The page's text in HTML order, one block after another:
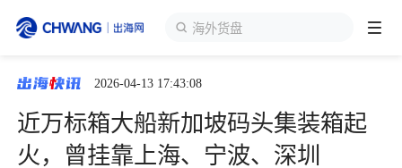
全球开店
跨境展会
出海服务
2026-04-13 17:43:08
近万标箱大船新加坡码头集装箱起
火，曾挂靠上海、宁波、深圳